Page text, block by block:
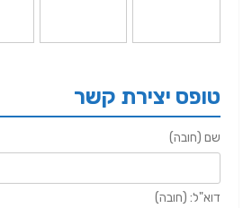
טופס יצירת קשר
שם (חובה)
דוא"ל: (חובה)